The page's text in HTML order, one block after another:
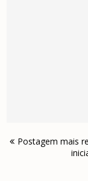
Postagem mais